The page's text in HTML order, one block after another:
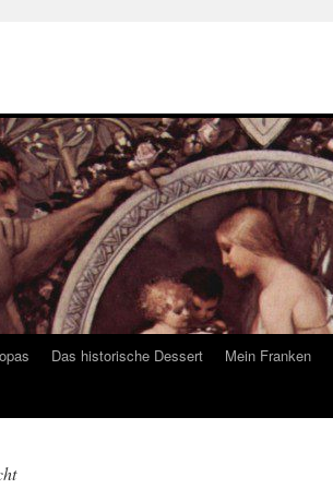
Das historische Dessert Mein Franken